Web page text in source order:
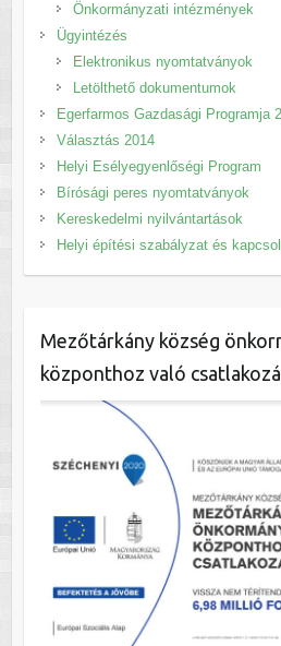
Önkormányzati intézmények
Ügyintézés
Elektronikus nyomtatványok
Letölthető dokumentumok
Egerfarmos Gazdasági Programja
Választás 2014
Helyi Esélyegyenlőségi Program
Bírósági peres nyomtatványok
Kereskedelmi nyilvántartások
Helyi építési szabályzat és
Mezőtárkány község
központhoz való